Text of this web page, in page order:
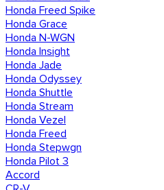
Honda Freed Spike
Honda Grace
Honda N-WGN
Honda Insight
Honda Jade
Honda Odyssey
Honda Shuttle
Honda Stream
Honda Vezel
Honda Freed
Honda Stepwgn
Honda Pilot 3
Accord